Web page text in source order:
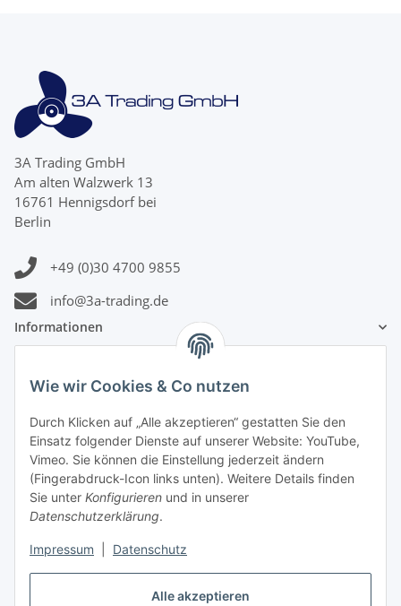
Alle akzeptieren
Wie wir Cookies & Co nutzen
Durch Klicken auf „Alle akzeptieren“ gestatten Sie den
Einsatz folgender Dienste auf unserer Website: YouTube,
Vimeo. Sie können die Einstellung jederzeit ändern
(Fingerabdruck-Icon links unten). Weitere Details finden
Sie unter Konfigurieren und in unserer
Datenschutzerklärung.
Impressum Datenschutz
3A Trading GmbH
Am alten Walzwerk 13
16761 Hennigsdorf bei
Berlin
+49 (0)30 4700 9855
info@3a-trading.de
Informationen
Gesetzliche Informationen
Zahlungsinformationen
Versandinformationen